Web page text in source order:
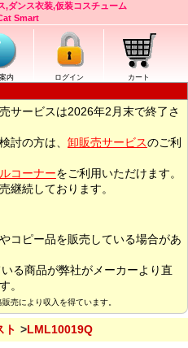
,ダンス衣装,仮装コスチューム
Smart
内 ログイン カート
サービスは2026年2月末で終了さ
討の方は、 卸販売サービスのご利
コーナーをご利用いただけます。
継続しております。
コピー品を販売している場合があ
る商品が弊社がメーカーより直
。
売により収入を得ています。
ト LML10019Q